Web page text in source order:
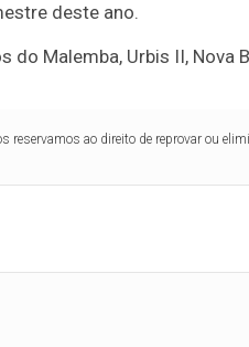
deste ano.
Malemba, Urbis II, Nova
reservamos ao direito de reprovar ou